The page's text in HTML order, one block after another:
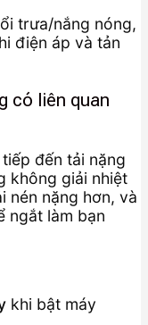
trưa/nắng nóng,
điện áp và tản
có liên quan
đến tải nặng
không giải nhiệt
nén nặng hơn, và
ngắt làm bạn
khi bật máy